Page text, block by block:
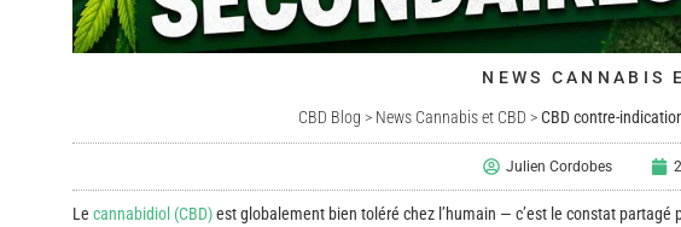
NEWS CANNABIS
CBD Blog > News Cannabis et CBD >CBD contre-
Julien Cordobes
Le cannabidiol (CBD)est globalement bien toléré chez l’humain — c’est le constat